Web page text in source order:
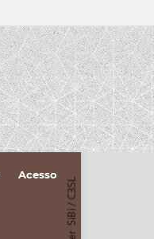
Acesso